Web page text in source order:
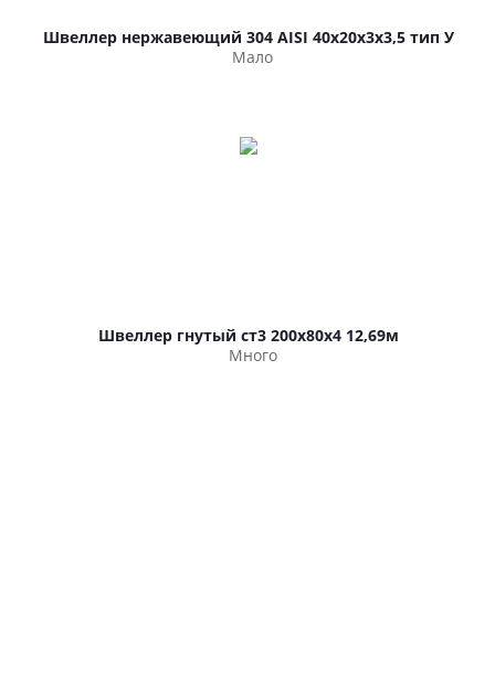
Швеллер нержавеющий 304 AISI 40х20х3х3,5 тип У
Мало
Швеллер гнутый ст3 200х80х4 12,69м
Много